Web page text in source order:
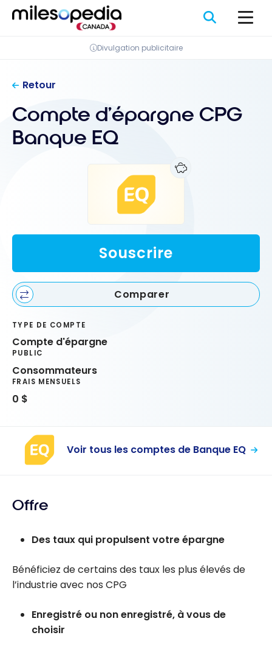
Panneau de gestion des cookies
Passer
Divulgation publicitaire
Retour
Compte d’épargne CPG
Banque EQ
Souscrire
Comparer
TYPE DE COMPTE
Compte d'épargne
PUBLIC
Consommateurs
FRAIS MENSUELS
0 $
Voir tous les comptes de Banque EQ
Offre
Des taux qui propulsent votre épargne
Bénéficiez de certains des taux les plus élevés de
l’industrie avec nos CPG
Enregistré ou non enregistré, à vous de
choisir